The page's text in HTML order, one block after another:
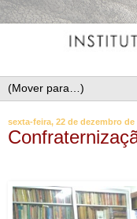
sexta-feira, 22 de dezembro de